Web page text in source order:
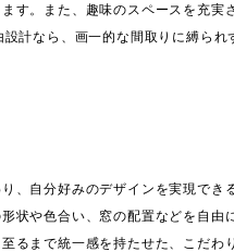
す。また、趣味のスペースを充
計なら、画一的な間取りに縛ら
、自分好みのデザインを実現でき
状や色合い、窓の配置などを自
るまで統一感を持たせた、こだ